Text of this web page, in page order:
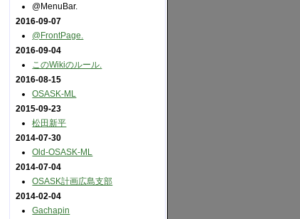
@MenuBar.
2016-09-07
@FrontPage.
2016-09-04
このWikiのルール.
2016-08-15
OSASK-ML
2015-09-23
松田新平
2014-07-30
Old-OSASK-ML
2014-07-04
OSASK計画広島支部
2014-02-04
Gachapin